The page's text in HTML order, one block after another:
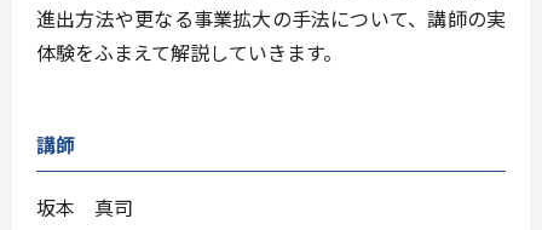
進出方法や更なる事業拡大の手法について、講師の実
体験をふまえて解説していきます。
講師
坂本 真司